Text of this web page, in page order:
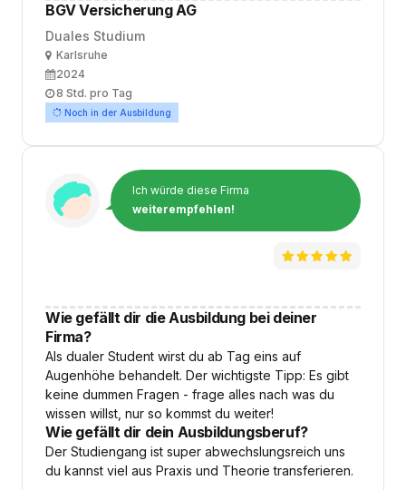
BGV Versicherung AG
Duales Studium
OrtKarlsruhe
Ausbildungsbeginn
2024
Arbeitszeit
8 Std. pro Tag
Noch in der Ausbildung
Ich würde diese Firma
weiterempfehlen!
Wie gefällt dir die Ausbildung bei deiner
Firma?
Als dualer Student wirst du ab Tag eins auf
Augenhöhe behandelt. Der wichtigste Tipp: Es gibt
keine dummen Fragen - frage alles nach was du
wissen willst, nur so kommst du weiter!
Wie gefällt dir dein Ausbildungsberuf?
Der Studiengang ist super abwechslungsreich uns
du kannst viel aus Praxis und Theorie transferieren.